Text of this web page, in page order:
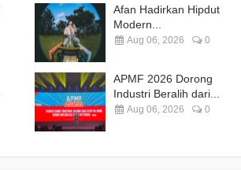
Afan Hadirkan Hipdut
Modern...
Aug 06, 2026 0
APMF 2026 Dorong
Industri Beralih dari...
Aug 06, 2026 0